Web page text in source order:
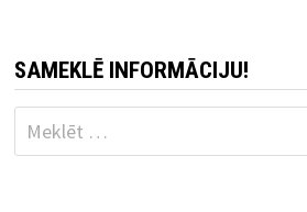
SAMEKLĒ INFORMĀCIJU!
Meklēt: